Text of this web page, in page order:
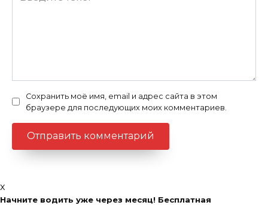
Сохранить моё имя, email и адрес сайта в этом
браузере для последующих моих комментариев.
x
Начните водить уже через месяц! Бесплатная